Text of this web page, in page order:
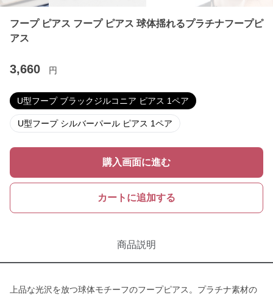
フープ ピアス フープ ピアス 球体揺れるプラチナフープピ
アス
3,660 円
U型フープ ブラックジルコニア ピアス 1ペア
U型フープ シルバーパール ピアス 1ペア
購入画面に進む
カートに追加する
商品説明
上品な光沢を放つ球体モチーフのフープピアス。プラチナ素材の